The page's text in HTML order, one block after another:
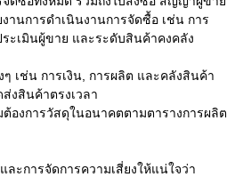
านการดำเนินงานการจัดซื้อ เช่น การ
ะเมินผู้ขาย และระดับสินค้าคงคลัง
เช่น การเงิน, การผลิต และคลังสินค้า
งสินค้าตรงเวลา
องการวัสดุในอนาคตตามตารางการผลิต
ะการจัดการความเสี่ยงให้แน่ใจว่า